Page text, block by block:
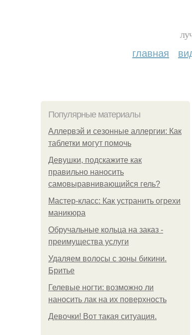
главная
Популярные материалы
Аллервэй и сезонные аллергии: Как
таблетки могут помочь
Девушки, подскажите как
правильно наносить
самовыравнивающийся гель?
Мастер-класс: Как устранить огрехи
маникюра
Обручальные кольца на заказ -
преимущества услуги
Удаляем волосы с зоны бикини.
Бритье
Гелевые ногти: возможно ли
наносить лак на их поверхность
Девочки! Вот такая ситуация.